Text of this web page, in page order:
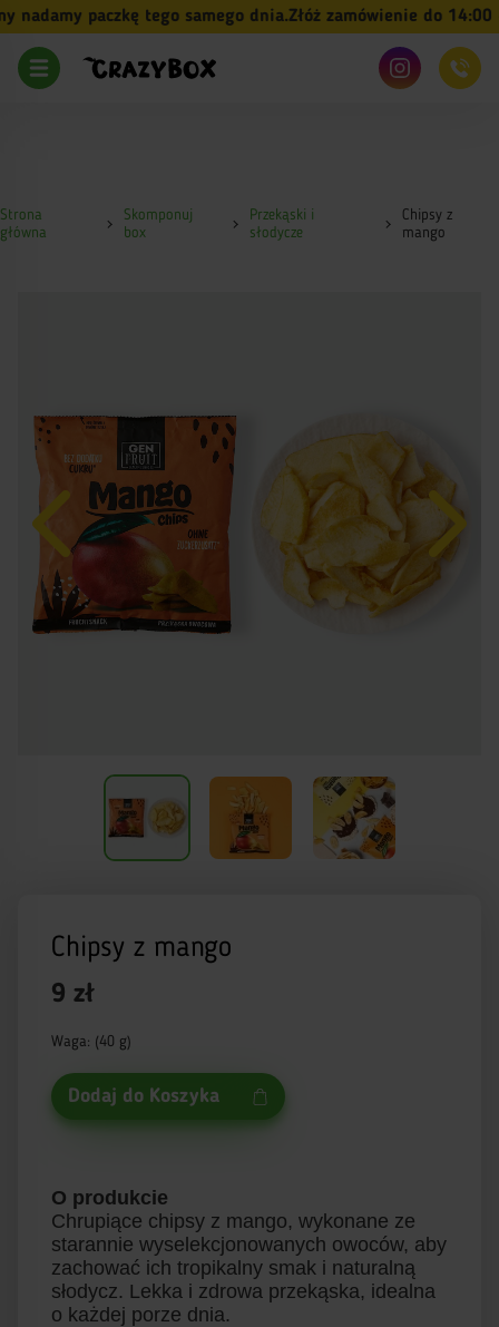
paczkę tego samego dnia.Złóż zamówienie do 14:00
Strona
główna
Skomponuj
box
Przekąski i
słodycze
Chipsy z
mango
Chipsy z mango
9 zł
Waga: (40 g)
Dodaj do Koszyka
O produkcie
Chrupiące chipsy z mango, wykonane ze
starannie wyselekcjonowanych owoców, aby
zachować ich tropikalny smak i naturalną
słodycz. Lekka i zdrowa przekąska, idealna
o każdej porze dnia.